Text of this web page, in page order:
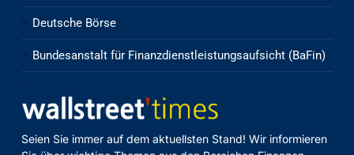
Deutsche Börse
Bundesanstalt für Finanzdienstleistungsaufsicht (BaFin)
Seien Sie immer auf dem aktuellsten Stand! Wir informieren